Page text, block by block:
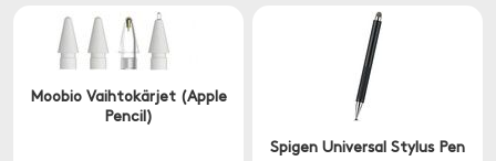
Moobio Vaihtokärjet (Apple
Pencil)
Spigen Universal Stylus Pen